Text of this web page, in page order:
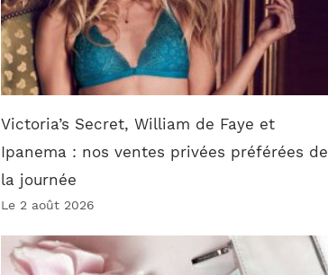
Victoria’s Secret, William de Faye et
Ipanema : nos ventes privées préférées de
la journée
Le 2 août 2026